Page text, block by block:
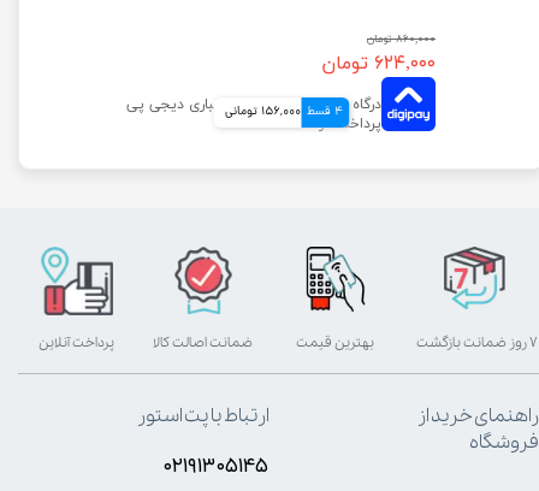
۸۶۰,۰۰۰ تومان
۶۲۴,۰۰۰ تومان
4 قسط 156,000 تومانی
بهترین قیمت پرداخت آنلاین ۷ روز ضمانت بازگشت ضمانت اصالت کالا
راهنمای خرید از
فروشگاه
ارتباط با پت استور
۰۲۱۹۱۳۰۵۱۴۵